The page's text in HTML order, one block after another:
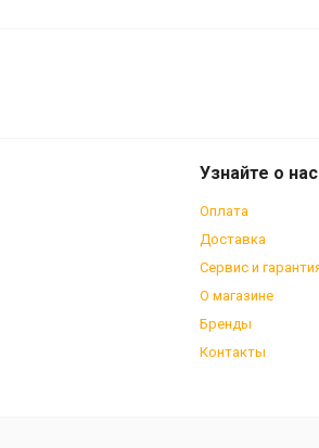
D03S, полимерные пара, с
Узнайте о нас
Оплата
Доставка
Сервис и
О магазине
Бренды
Контакты